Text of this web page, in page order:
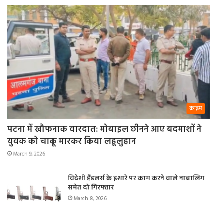
क्राइम
पटना में खौफनाक वारदात: मोबाइल छीनने आए बदमाशों ने
युवक को चाकू मारकर किया लहूलुहान
March 9, 2026
विदेशी हैंडलर्स के इशारे पर काम करने वाले नाबालिग
समेत दो गिरफ्तार
March 8, 2026